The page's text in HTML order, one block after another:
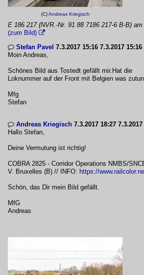
(C)Andreas Kriegisch
E 186 217 (NVR.-Nr. 91 88 7186 217-6 B-B)
(zum Bild) 
 Stefan Pavel 7.3.2017 15:16 7.3.2017 15:16
Moin Andreas,
Schönes Bild aus Tostedt gefällt mir.Hat die
Loknummer auf der Front mit Belgien was
Mfg
Stefan
 Andreas Kriegisch 7.3.2017 18:27 7.3.2017
Hallo Stefan,
Deine Vermutung ist richtig!
COBRA 2825 - Corridor Operations NMBS/
V. Bruxelles (B) // INFO: https://
Schön, das Dir mein Bild gefällt.
MfG
Andreas